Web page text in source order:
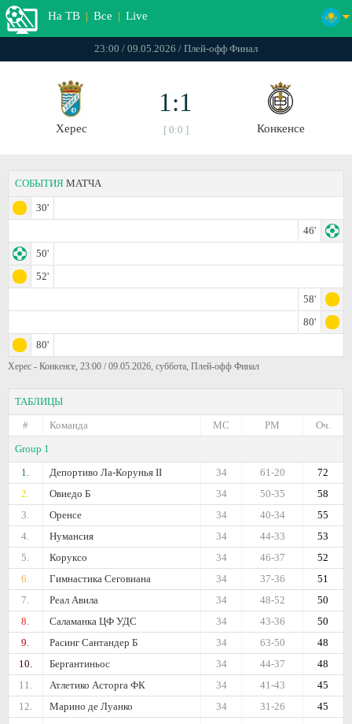
На ТВ | Все | Live
23:00 / 09.05.2026 / Плей-офф Финал
Херес
1:1
[ 0:0 ] Конкенсе
СОБЫТИЯ МАТЧА
30'
46'
50'
52'
58'
80'
80'
Херес - Конкенсе, 23:00 / 09.05.2026, суббота, Плей-офф Финал
ТАБЛИЦЫ
#
Команда Оч.
РМ
МС
Group 1
1.
Депортиво Ла-Корунья II 72
61-20
34
2.
Овиедо Б 58
50-35
34
3.
Оренсе 55
40-34
34
4.
Нумансия 53
44-33
34
5.
Коруксо 52
46-37
34
6.
Гимнастика Сеговиана 51
37-36
34
7.
Реал Авила 50
48-52
34
8.
Саламанка ЦФ УДС 50
43-36
34
9.
Расинг Сантандер Б 48
63-50
34
10.
Бергантиньос 48
44-37
34
11.
Атлетико Асторга ФК 45
41-43
34
12.
Марино де Луанко 45
31-26
34